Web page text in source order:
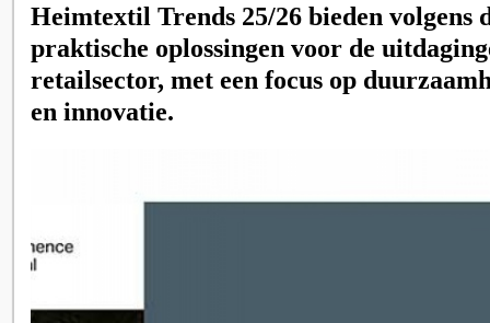
Heimtextil Trends 25/26 bieden volgens
praktische oplossingen voor de
retailsector, met een focus op
en innovatie.